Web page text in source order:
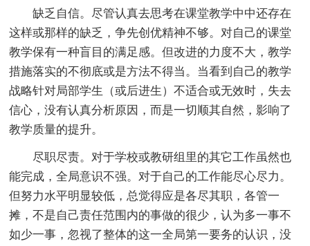
缺乏自信。尽管认真去思考在课堂教学中中还存在
这样或那样的缺乏，争先创优精神不够。对自己的课堂
教学保有一种盲目的满足感。但改进的力度不大，教学
措施落实的不彻底或是方法不得当。当看到自己的教学
战略针对局部学生（或后进生）不适合或无效时，失去
信心，没有认真分析原因，而是一切顺其自然，影响了
教学质量的提升。
尽职尽责。对于学校或教研组里的其它工作虽然也
能完成，全局意识不强。对于自己的工作能尽心尽力。
但努力水平明显较低，总觉得应是各尽其职，各管一
摊，不是自己责任范围内的事做的很少，认为多一事不
如少一事，忽视了整体的这一全局第一要务的认识，没